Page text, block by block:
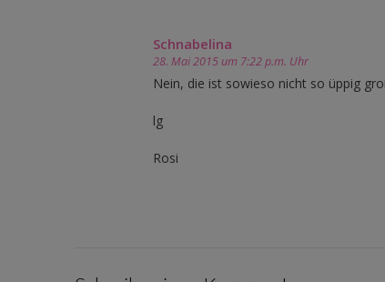
Schnabelina
28. Mai 2015 um 7:22 p.m. Uhr
Nein, die ist sowieso nicht so üppig
lg
Rosi